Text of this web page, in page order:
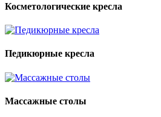
Косметологические кресла
Педикюрные кресла
Массажные столы